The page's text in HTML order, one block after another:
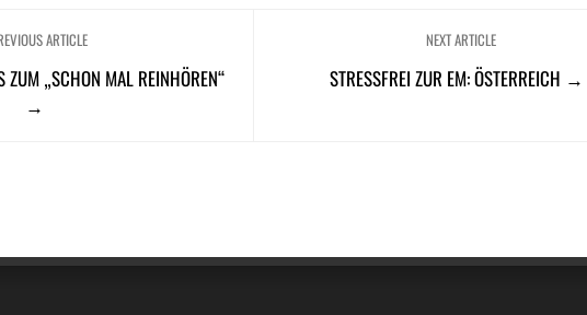
ARTICLE
ZUM „SCHON MAL REINHÖREN“
→
NEXT ARTICLE
STRESSFREI ZUR EM: ÖSTERREICH →